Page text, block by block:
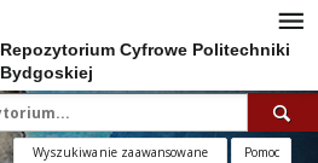
Repozytorium Cyfrowe Politechniki
Bydgoskiej
Wyszukiwanie zaawansowane Pomoc